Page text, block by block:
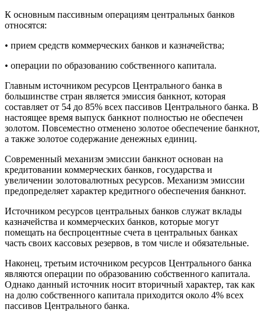
К основным пассивным операциям центральных банков
относятся:
• прием средств коммерческих банков и казначейства;
• операции по образованию собственного капитала.
Главным источником ресурсов Центрального банка в
большинстве стран является эмиссия банкнот, которая
составляет от 54 до 85% всех пассивов Центрального банка. В
настоящее время выпуск банкнот полностью не обеспечен
золотом. Повсеместно отменено золотое обеспечение банкнот,
а также золотое содержание денежных единиц.
Современный механизм эмиссии банкнот основан на
кредитовании коммерческих банков, государства и
увеличении золотовалютных ресурсов. Механизм эмиссии
предопределяет характер кредитного обеспечения банкнот.
Источником ресурсов центральных банков служат вклады
казначейства и коммерческих банков, которые могут
помещать на беспроцентные счета в центральных банках
часть своих кассовых резервов, в том числе и обязательные.
Наконец, третьим источником ресурсов Центрального банка
являются операции по образованию собственного капитала.
Однако данный источник носит вторичный характер, так как
на долю собственного капитала приходится около 4% всех
пассивов Центрального банка.